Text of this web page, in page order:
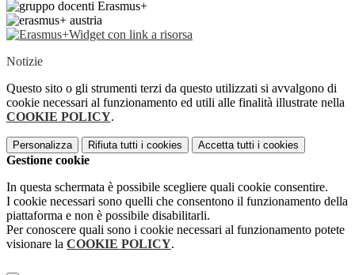
Widget con link a risorsa
Notizie
Questo sito o gli strumenti terzi da questo utilizzati si avvalgono di
cookie necessari al funzionamento ed utili alle finalità illustrate nella
COOKIE POLICY.
Personalizza Rifiuta tutti i cookies Accetta tutti i cookies
Gestione cookie
In questa schermata è possibile scegliere quali cookie consentire.
I cookie necessari sono quelli che consentono il funzionamento della
piattaforma e non è possibile disabilitarli.
Per conoscere quali sono i cookie necessari al funzionamento potete
visionare la COOKIE POLICY.